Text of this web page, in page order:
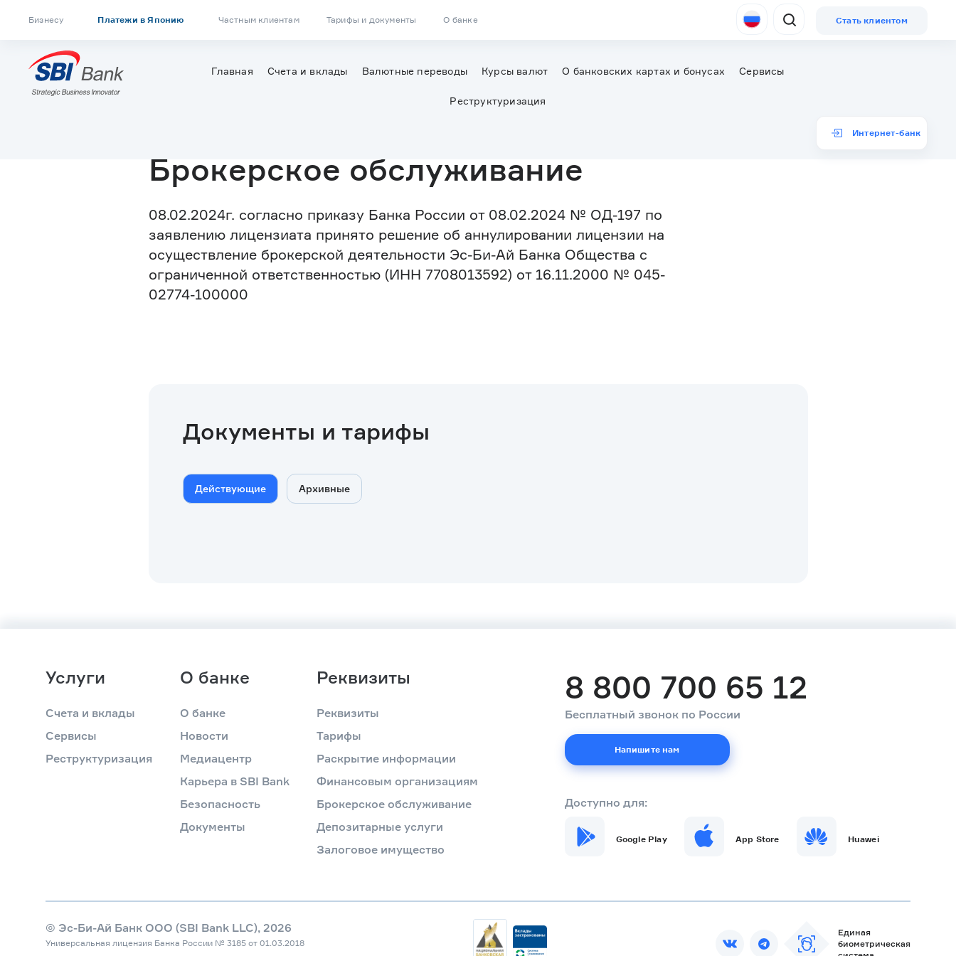
содержанию
Navbar
top
Бизнесу Платежи в Японию Частным клиентам Тарифы и документы О банке Стать клиентом
Main
Главная Счета и вклады Валютные переводы Курсы валют О банковских картах и бонусах Сервисы
Реструктуризация
Интернет-банк
Брокерское обслуживание
08.02.2024г. согласно приказу Банка России от 08.02.2024 № ОД-197 по
заявлению лицензиата принято решение об аннулировании лицензии на
осуществление брокерской деятельности Эс-Би-Ай Банка Общества с
ограниченной ответственностью (ИНН 7708013592) от 16.11.2000 № 045-
02774-100000
Документы и тарифы
Действующие Архивные
Услуги
Счета и вклады
Сервисы
Реструктуризация
О банке
О банке
Новости
Медиацентр
Карьера в SBI Bank
Безопасность
Документы
Реквизиты
Реквизиты
Тарифы
Раскрытие информации
Финансовым организациям
Брокерское обслуживание
Депозитарные услуги
Залоговое имущество
8 800 700 65 12
Бесплатный звонок по России
Напишите нам
Доступно для:
Google Play App Store Huawei
© Эс-Би-Ай Банк ООО (SBI Bank LLC), 2026
Универсальная лицензия Банка России № 3185 от 01.03.2018
Единая
биометрическая